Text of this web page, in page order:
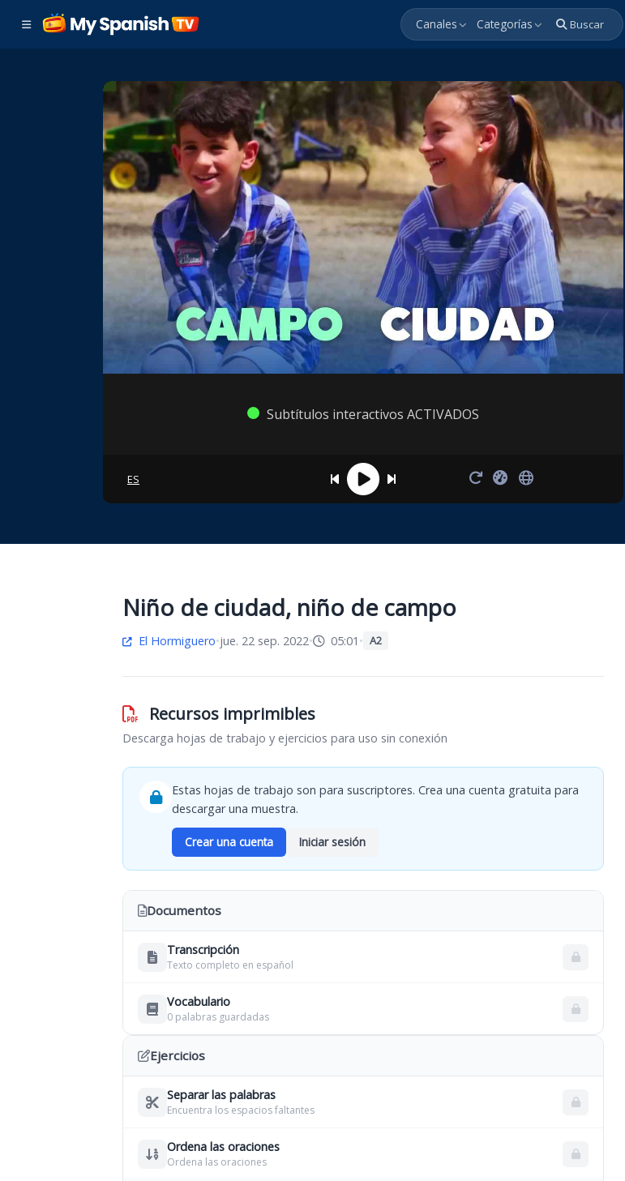
Canales Categorías Buscar
Subtítulos interactivos ACTIVADOS
ES
Niño de ciudad, niño de campo
El Hormiguero•jue. 22 sep. 2022• 05:01 • A2
Recursos imprimibles
Descarga hojas de trabajo y ejercicios para uso sin conexión
Estas hojas de trabajo son para suscriptores. Crea una cuenta gratuita para
descargar una muestra.
Crear una cuenta Iniciar sesión
Documentos
Transcripción
Texto completo en español
Vocabulario
0 palabras guardadas
Ejercicios
Separar las palabras
Encuentra los espacios faltantes
Ordena las oraciones
Ordena las oraciones